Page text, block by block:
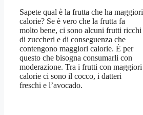
Sapete qual è la frutta che ha maggiori
calorie? Se è vero che la frutta fa
molto bene, ci sono alcuni frutti ricchi
di zuccheri e di conseguenza che
contengono maggiori calorie. È per
questo che bisogna consumarli con
moderazione. Tra i frutti con maggiori
calorie ci sono il cocco, i datteri
freschi e l’avocado.